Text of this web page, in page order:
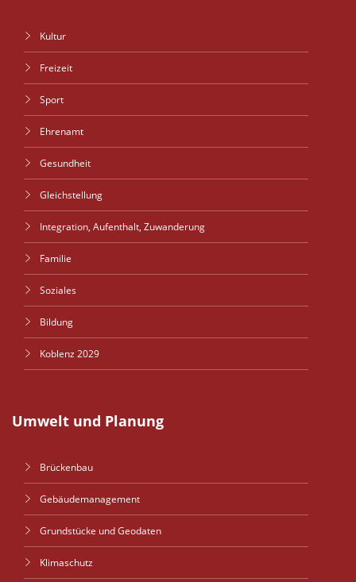
Kultur
Freizeit
Sport
Ehrenamt
Gesundheit
Gleichstellung
Integration, Aufenthalt, Zuwanderung
Familie
Soziales
Bildung
Koblenz 2029
Umwelt und Planung
Brückenbau
Gebäudemanagement
Grundstücke und Geodaten
Klimaschutz